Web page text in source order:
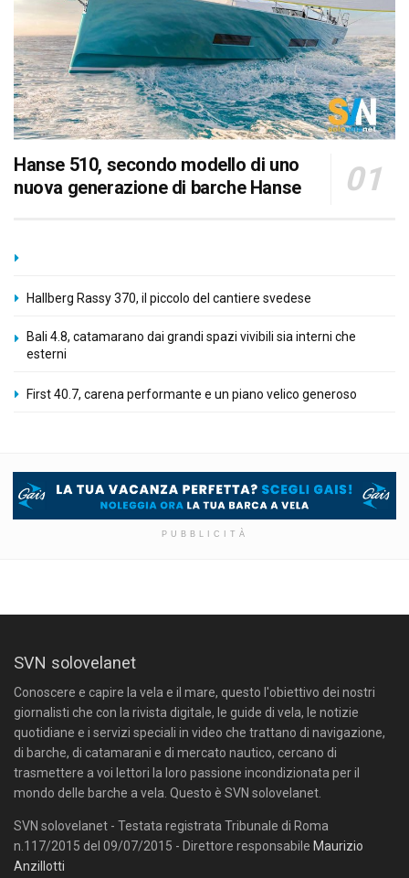
Hanse 510, secondo modello di uno
nuova generazione di barche Hanse
Hallberg Rassy 370, il piccolo del cantiere svedese
Bali 4.8, catamarano dai grandi spazi vivibili sia interni che
esterni
First 40.7, carena performante e un piano velico generoso
PUBBLICITÀ
SVN solovelanet
Conoscere e capire la vela e il mare, questo l'obiettivo dei nostri
giornalisti che con la rivista digitale, le guide di vela, le notizie
quotidiane e i servizi speciali in video che trattano di navigazione,
di barche, di catamarani e di mercato nautico, cercano di
trasmettere a voi lettori la loro passione incondizionata per il
mondo delle barche a vela. Questo è SVN solovelanet.
SVN solovelanet - Testata registrata Tribunale di Roma
n.117/2015 del 09/07/2015 - Direttore responsabile Maurizio
Anzillotti